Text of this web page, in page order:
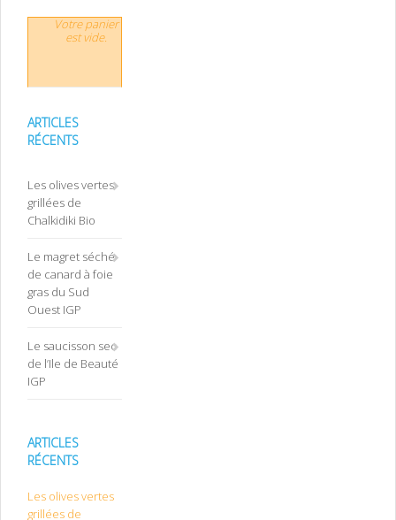
Votre panier
est vide.
ARTICLES
RÉCENTS
Les olives vertes
grillées de
Chalkidiki Bio
Le magret séché
de canard à foie
gras du Sud
Ouest IGP
Le saucisson sec
de l’Ile de Beauté
IGP
ARTICLES
RÉCENTS
Les olives vertes
grillées de